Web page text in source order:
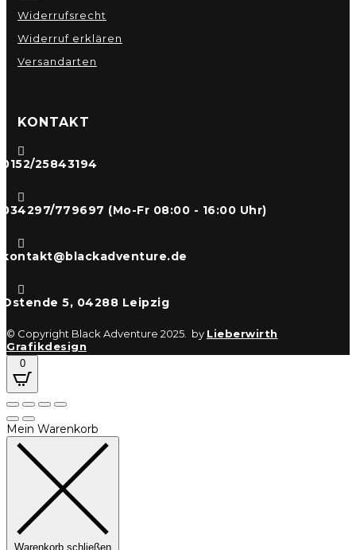
Widerrufsrecht
Widerruf erklären
Versandarten
KONTAKT

0152/25843194

034297/779697 (Mo-Fr 08:00 - 16:00 Uhr)

kontakt@blackadventure.de

Ostende 5, 04288 Leipzig
© Copyright Black Adventure 2025. by Lieberwirth
Grafikdesign
0
Mein Warenkorb
Warenkorb schließen